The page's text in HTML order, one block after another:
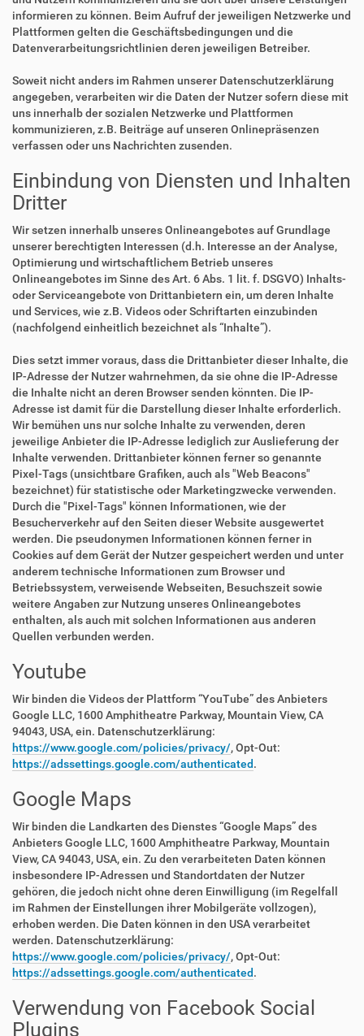
informieren zu können. Beim Aufruf der jeweiligen Netzwerke und
Plattformen gelten die Geschäftsbedingungen und die
Datenverarbeitungsrichtlinien deren jeweiligen Betreiber.
Soweit nicht anders im Rahmen unserer Datenschutzerklärung
angegeben, verarbeiten wir die Daten der Nutzer sofern diese mit
uns innerhalb der sozialen Netzwerke und Plattformen
kommunizieren, z.B. Beiträge auf unseren Onlinepräsenzen
verfassen oder uns Nachrichten zusenden.
Einbindung von Diensten und Inhalten
Dritter
Wir setzen innerhalb unseres Onlineangebotes auf Grundlage
unserer berechtigten Interessen (d.h. Interesse an der Analyse,
Optimierung und wirtschaftlichem Betrieb unseres
Onlineangebotes im Sinne des Art. 6 Abs. 1 lit. f. DSGVO) Inhalts-
oder Serviceangebote von Drittanbietern ein, um deren Inhalte
und Services, wie z.B. Videos oder Schriftarten einzubinden
(nachfolgend einheitlich bezeichnet als “Inhalte”).
Dies setzt immer voraus, dass die Drittanbieter dieser Inhalte, die
IP-Adresse der Nutzer wahrnehmen, da sie ohne die IP-Adresse
die Inhalte nicht an deren Browser senden könnten. Die IP-
Adresse ist damit für die Darstellung dieser Inhalte erforderlich.
Wir bemühen uns nur solche Inhalte zu verwenden, deren
jeweilige Anbieter die IP-Adresse lediglich zur Auslieferung der
Inhalte verwenden. Drittanbieter können ferner so genannte
Pixel-Tags (unsichtbare Grafiken, auch als "Web Beacons"
bezeichnet) für statistische oder Marketingzwecke verwenden.
Durch die "Pixel-Tags" können Informationen, wie der
Besucherverkehr auf den Seiten dieser Website ausgewertet
werden. Die pseudonymen Informationen können ferner in
Cookies auf dem Gerät der Nutzer gespeichert werden und unter
anderem technische Informationen zum Browser und
Betriebssystem, verweisende Webseiten, Besuchszeit sowie
weitere Angaben zur Nutzung unseres Onlineangebotes
enthalten, als auch mit solchen Informationen aus anderen
Quellen verbunden werden.
Youtube
Wir binden die Videos der Plattform “YouTube” des Anbieters
Google LLC, 1600 Amphitheatre Parkway, Mountain View, CA
94043, USA, ein. Datenschutzerklärung:
https://www.google.com/policies/privacy/, Opt-Out:
https://adssettings.google.com/authenticated.
Google Maps
Wir binden die Landkarten des Dienstes “Google Maps” des
Anbieters Google LLC, 1600 Amphitheatre Parkway, Mountain
View, CA 94043, USA, ein. Zu den verarbeiteten Daten können
insbesondere IP-Adressen und Standortdaten der Nutzer
gehören, die jedoch nicht ohne deren Einwilligung (im Regelfall
im Rahmen der Einstellungen ihrer Mobilgeräte vollzogen),
erhoben werden. Die Daten können in den USA verarbeitet
werden. Datenschutzerklärung:
https://www.google.com/policies/privacy/, Opt-Out:
https://adssettings.google.com/authenticated.
Verwendung von Facebook Social
Plugins